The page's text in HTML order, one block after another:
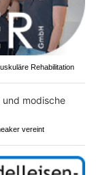
Rehabilitation
vereint